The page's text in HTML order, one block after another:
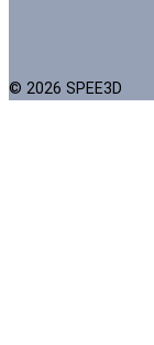
© 2026 SPEE3D